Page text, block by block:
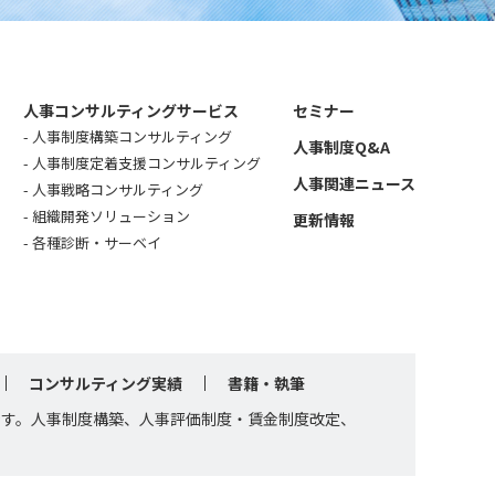
人事コンサルティングサービス
人事制度構築コンサルティング
人事制度定着支援コンサルティング
人事戦略コンサルティング
組織開発ソリューション
各種診断・サーベイ
セミナー
人事制度Q&A
人事関連ニュース
更新情報
コンサルティング実績
書籍・執筆
人事制度構築、人事評価制度・賃金制度改定、